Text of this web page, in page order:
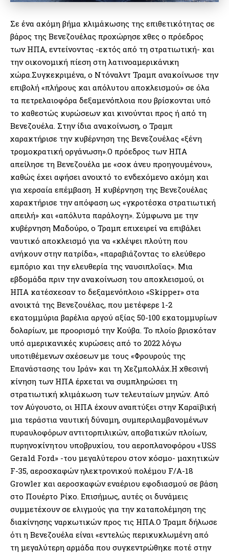
Σε ένα ακόμη βήμα κλιμάκωσης της επιθετικότητας σε
βάρος της Βενεζουέλας προχώρησε χθες ο πρόεδρος
των ΗΠΑ, εντείνοντας -εκτός από τη στρατιωτική- και
την οικονομική πίεση στη λατινοαμερικάνικη
χώρα.Συγκεκριμένα, ο Ντόναλντ Τραμπ ανακοίνωσε την
επιβολή «πλήρους και απόλυτου αποκλεισμού» σε όλα
τα πετρελαιοφόρα δεξαμενόπλοια που βρίσκονται υπό
το καθεστώς κυρώσεων και κινούνται προς ή από τη
Βενεζουέλα. Στην ίδια ανακοίνωση, ο Τραμπ
χαρακτήρισε την κυβέρνηση της Βενεζουέλας «ξένη
τρομοκρατική οργάνωση».Ο πρόεδρος των ΗΠΑ
απείλησε τη Βενεζουέλα με «σοκ άνευ προηγουμένου»,
καθώς έχει αφήσει ανοιχτό το ενδεχόμενο ακόμη και
για χερσαία επέμβαση. Η κυβέρνηση της Βενεζουέλας
χαρακτήρισε την απόφαση ως «γκροτέσκα στρατιωτική
απειλή» και «απόλυτα παράλογη». Σύμφωνα με την
κυβέρνηση Μαδούρο, ο Τραμπ επιχειρεί να επιβάλει
ναυτικό αποκλεισμό για να «κλέψει πλούτη που
ανήκουν στην πατρίδα», «παραβιάζοντας το ελεύθερο
εμπόριο και την ελευθερία της ναυσιπλοΐας». Μια
εβδομάδα πριν την ανακοίνωση του αποκλεισμού, οι
ΗΠΑ κατέσχεσαν το δεξαμενόπλοιο «Skipper» στα
ανοικτά της Βενεζουέλας, που μετέφερε 1-2
εκατομμύρια βαρέλια αργού αξίας 50-100 εκατομμυρίων
δολαρίων, με προορισμό την Κούβα. Το πλοίο βρισκόταν
υπό αμερικανικές κυρώσεις από το 2022 λόγω
υποτιθέμενων σχέσεων με τους «Φρουρούς της
Επανάστασης του Ιράν» και τη Χεζμπολλάχ.Η χθεσινή
κίνηση των ΗΠΑ έρχεται να συμπληρώσει τη
στρατιωτική κλιμάκωση των τελευταίων μηνών. Από
τον Αύγουστο, οι ΗΠΑ έχουν αναπτύξει στην Καραϊβική
μια τεράστια ναυτική δύναμη, συμπεριλαμβανομένων
πυραυλοφόρων αντιτορπιλικών, αποβατικών πλοίων,
πυρηνοκίνητου υποβρυχίου, του αεροπλανοφόρου «USS
Gerald Ford» -του μεγαλύτερου στον κόσμο- μαχητικών
F-35, αεροσκαφών ηλεκτρονικού πολέμου F/A-18
Growler και αεροσκαφών εναέριου εφοδιασμού σε βάση
στο Πουέρτο Ρίκο. Επισήμως, αυτές οι δυνάμεις
συμμετέχουν σε ελιγμούς για την καταπολέμηση της
διακίνησης ναρκωτικών προς τις ΗΠΑ.Ο Τραμπ δήλωσε
ότι η Βενεζουέλα είναι «εντελώς περικυκλωμένη από
τη μεγαλύτερη αρμάδα που συγκεντρώθηκε ποτέ στην